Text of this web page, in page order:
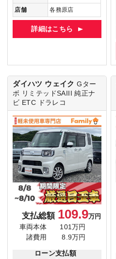
店舗
各務原店
詳細はこちら
ダイハツ ウェイクGター
ボ リミテッドSAIII
純正ナ
ビ ETC ドラレコ
支払総額 109.9万円
車両本体
101万円
諸費用
8.9万円
ローン支払額